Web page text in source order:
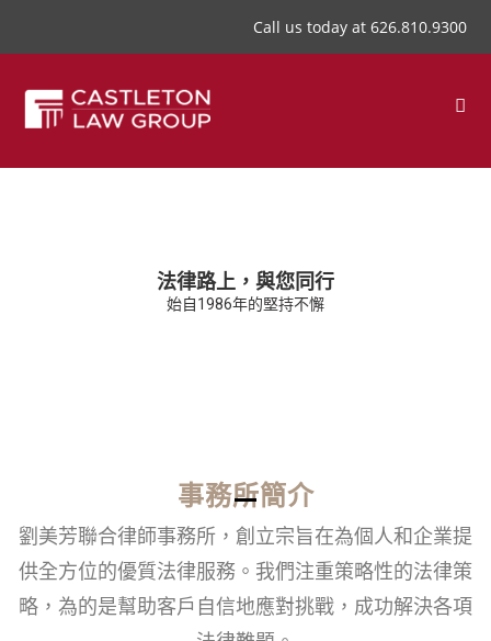
Call us today at 626.810.9300
法律路上，與您同行
始自1986年的堅持不懈
事務所簡介
劉美芳聯合律師事務所，創立宗旨在為個人和企業提
供全方位的優質法律服務。我們注重策略性的法律策
略，為的是幫助客戶自信地應對挑戰，成功解決各項